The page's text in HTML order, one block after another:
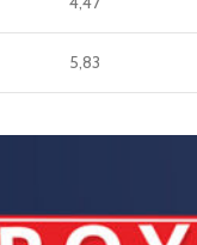
5,83